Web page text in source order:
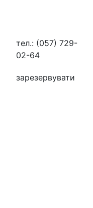
тел.: (057) 729-
02-64
зарезервувати